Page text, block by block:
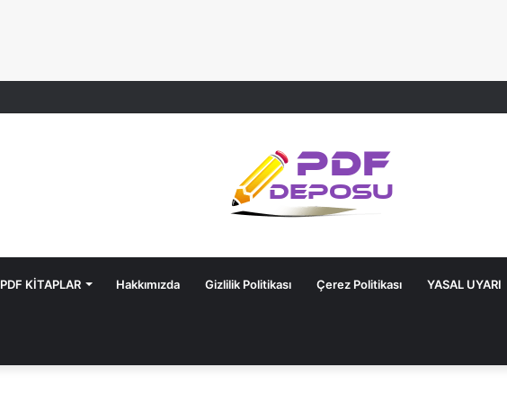
PDF KİTAPLAR Hakkımızda Gizlilik Politikası Çerez Politikası YASAL UYARI